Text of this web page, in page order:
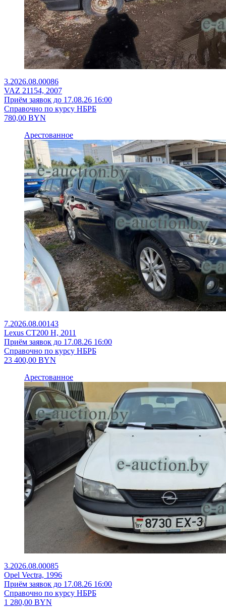
3.2026.08.00086
VAZ 21154, 2007
Приём заявок до 17.08.26 16:00
Справочно по курсу НБРБ
780,00 BYN
Арестованное
7.2026.08.00143
Lexus CT200 H, 2011
Приём заявок до 17.08.26 16:00
Справочно по курсу НБРБ
23 400,00 BYN
Арестованное
3.2026.08.00085
Opel Vectra, 1996
Приём заявок до 17.08.26 16:00
Справочно по курсу НБРБ
1 280,00 BYN